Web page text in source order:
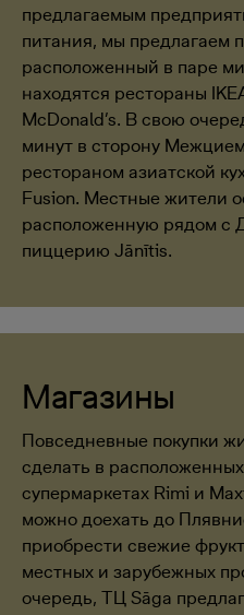
предлагаемым
питания, мы предлагаем
расположенный в паре
находятся рестораны
McDonald’s. В свою
минут в сторону
рестораном азиатской
Fusion. Местные жители
расположенную рядом с
пиццерию Jānītis.
Магазины
Повседневные покупки
сделать в
супермаркетах Rimi и
можно доехать до
приобрести свежие
местных и зарубежных
очередь, ТЦ Sāga